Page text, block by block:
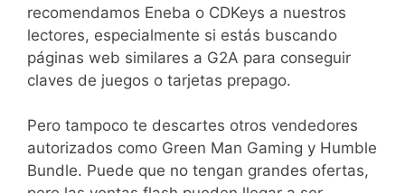
recomendamos Eneba o CDKeys a nuestros
lectores, especialmente si estás buscando
páginas web similares a G2A para conseguir
claves de juegos o tarjetas prepago.
Pero tampoco te descartes otros vendedores
autorizados como Green Man Gaming y Humble
Bundle. Puede que no tengan grandes ofertas,